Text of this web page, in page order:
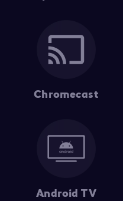
Chromecast
Android TV